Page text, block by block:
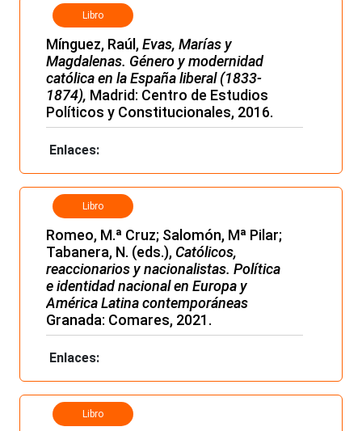
Libro
Mínguez, Raúl,Evas, Marías y
Magdalenas. Género y modernidad
católica en la España liberal (1833-
1874), Madrid: Centro de Estudios
Políticos y Constitucionales, 2016.
Enlaces:
Libro
Romeo, M.ª Cruz; Salomón, Mª Pilar;
Tabanera, N. (eds.), Católicos,
reaccionarios y nacionalistas. Política
e identidad nacional en Europa y
América Latina contemporáneas
Granada: Comares, 2021.
Enlaces:
Libro